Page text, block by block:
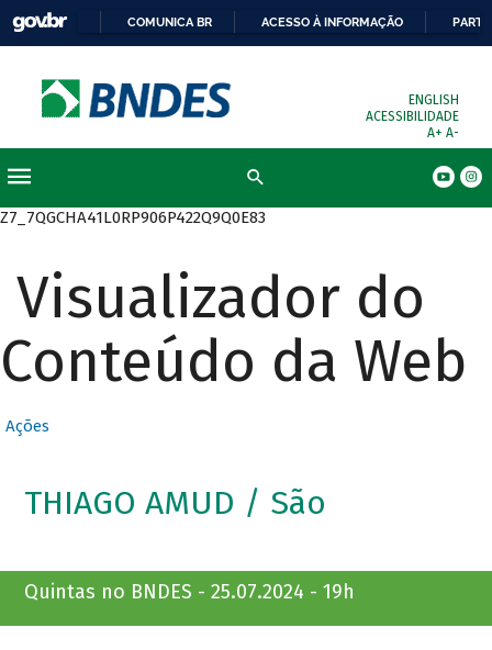
COMUNICA BR ACESSO À INFORMAÇÃO
ENGLISH
ACESSIBILIDADE
A+ A-
Z7_7QGCHA41L0RP906P422Q9Q0E83
Visualizador do
Conteúdo da Web
Ações
THIAGO AMUD / São
Quintas no BNDES - 25.07.2024 - 19h